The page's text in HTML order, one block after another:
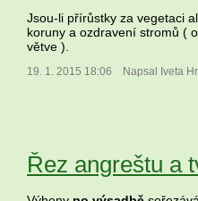
Jsou-li přírůstky za vegetaci
koruny a ozdravení stromů (
větve ).
19. 1. 2015 18:06 Napsal Iveta
Řez angreštu a